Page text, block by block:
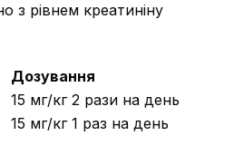
з рівнем креатиніну
Дозування
15 мг/кг 2 рази на день
15 мг/кг 1 раз на день